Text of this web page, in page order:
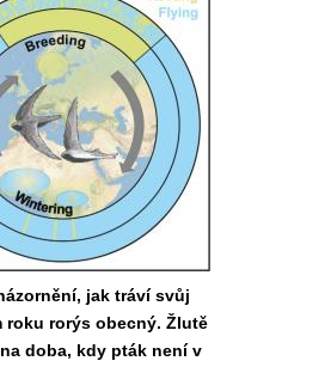
jak tráví svůj
roku rorýs obecný. Žlutě
doba, kdy pták není v